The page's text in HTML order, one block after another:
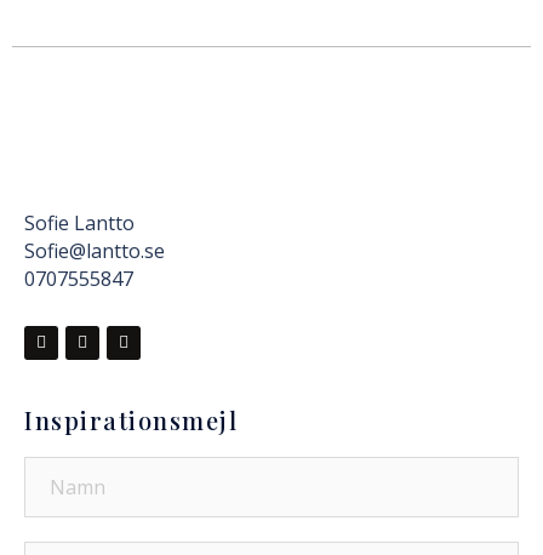
Sofie Lantto
Sofie@lantto.se
0707555847
Inspirationsmejl